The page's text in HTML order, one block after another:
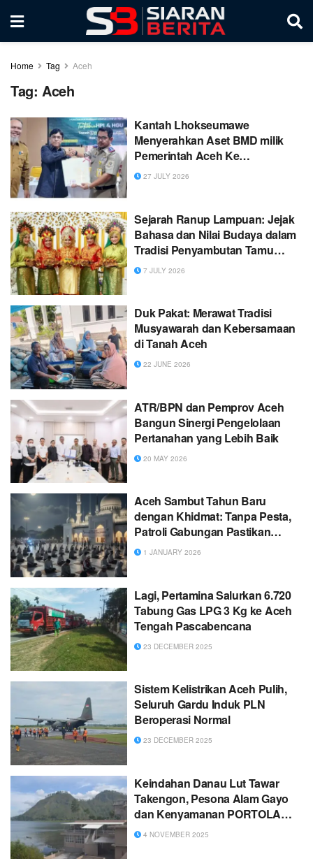
Home Tag Aceh
Tag: Aceh
Kantah Lhokseumawe
Menyerahkan Aset BMD milik
Pemerintah Aceh Ke
Lhokseumawe
27 JULY 2026
Sejarah Ranup Lampuan: Jejak
Bahasa dan Nilai Budaya dalam
Tradisi Penyambutan Tamu
Masyarakat Aceh
7 JULY 2026
Duk Pakat: Merawat Tradisi
Musyawarah dan Kebersamaan
di Tanah Aceh
22 JUNE 2026
ATR/BPN dan Pemprov Aceh
Bangun Sinergi Pengelolaan
Pertanahan yang Lebih Baik
20 MAY 2026
Aceh Sambut Tahun Baru
dengan Khidmat: Tanpa Pesta,
Patroli Gabungan Pastikan
Ketertiban
1 JANUARY 2026
Lagi, Pertamina Salurkan 6.720
Tabung Gas LPG 3 Kg ke Aceh
Tengah Pascabencana
23 DECEMBER 2025
Sistem Kelistrikan Aceh Pulih,
Seluruh Gardu Induk PLN
Beroperasi Normal
23 DECEMBER 2025
Keindahan Danau Lut Tawar
Takengon, Pesona Alam Gayo
dan Kenyamanan PORTOLA
Grand Renggali
4 NOVEMBER 2025